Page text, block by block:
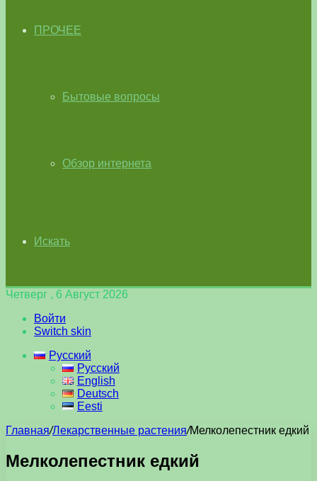
ПРОЧЕЕ
Бытовые вопросы
Обзор интернета
Искать
Четверг , 6 Август 2026
Войти
Switch skin
Русский
Русский
English
Deutsch
Eesti
Главная/Лекарственные растения/Мелколепестник едкий
Мелколепестник едкий